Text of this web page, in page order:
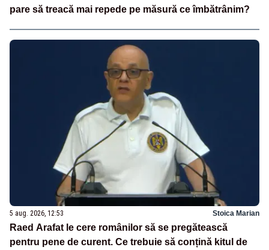
pare să treacă mai repede pe măsură ce îmbătrânim?
5 aug. 2026, 12:53 Stoica Marian
Raed Arafat le cere românilor să se pregătească
pentru pene de curent. Ce trebuie să conțină kitul de